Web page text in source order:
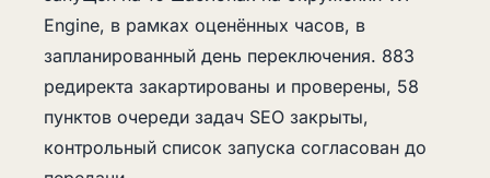
Engine, в рамках оценённых часов, в
запланированный день переключения. 883
редиректа закартированы и проверены, 58
пунктов очереди задач SEO закрыты,
контрольный список запуска согласован до